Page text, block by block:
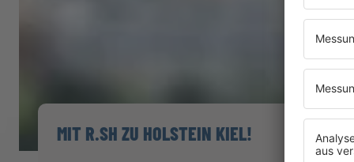
MIT R.SH ZU HOLSTEIN KIEL!